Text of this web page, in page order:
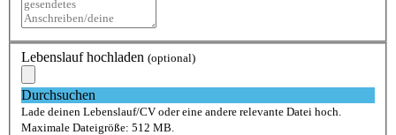
Lebenslauf hochladen (optional)
Durchsuchen
Lade deinen Lebenslauf/CV oder eine andere relevante Datei hoch.
Maximale Dateigröße: 512 MB.